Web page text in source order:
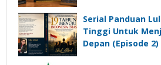
Serial Panduan
Tinggi Untuk
Depan (Episode 2)